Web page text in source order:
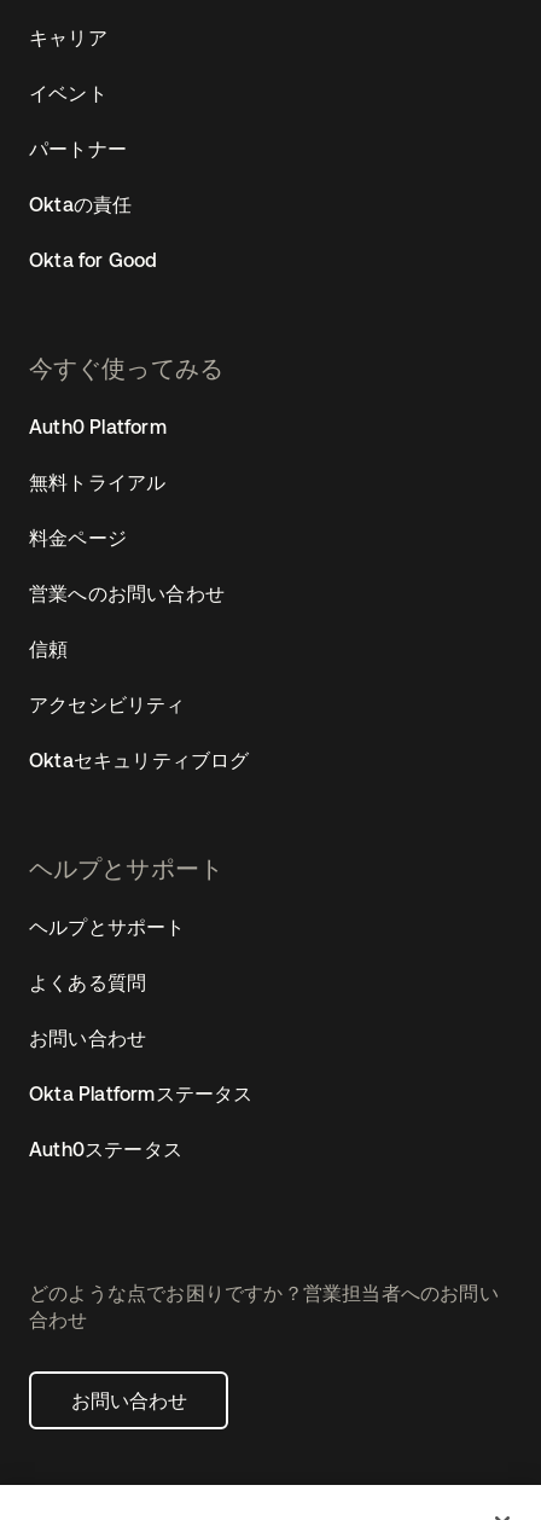
どのような点でお困りですか？営業担当者へのお問い
合わせ
お問い合わせ
キャリア
イベント
パートナー
Oktaの責任
Okta for Good
今すぐ使ってみる
Auth0 Platform
無料トライアル
料金ページ
営業へのお問い合わせ
信頼
アクセシビリティ
Oktaセキュリティブログ
ヘルプとサポート
ヘルプとサポート
よくある質問
お問い合わせ
Okta Platformステータス
Auth0ステータス